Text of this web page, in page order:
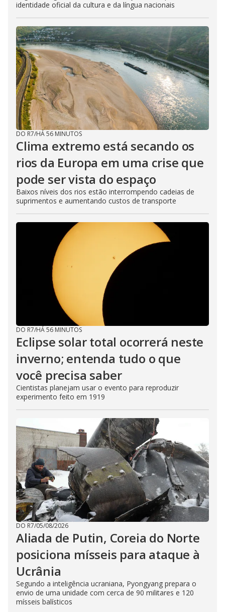
identidade oficial da cultura e da língua nacionais
DO R7/HÁ 56 MINUTOS
Clima extremo está secando os
rios da Europa em uma crise que
pode ser vista do espaço
Baixos níveis dos rios estão interrompendo cadeias de
suprimentos e aumentando custos de transporte
DO R7/HÁ 56 MINUTOS
Eclipse solar total ocorrerá neste
inverno; entenda tudo o que
você precisa saber
Cientistas planejam usar o evento para reproduzir
experimento feito em 1919
DO R7/05/08/2026
Aliada de Putin, Coreia do Norte
posiciona mísseis para ataque à
Ucrânia
Segundo a inteligência ucraniana, Pyongyang prepara o
envio de uma unidade com cerca de 90 militares e 120
mísseis balísticos